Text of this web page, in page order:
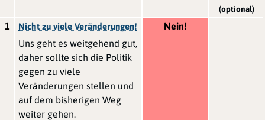
(optional)
1 Nicht zu viele Veränderungen!
Uns geht es weitgehend gut,
daher sollte sich die Politik
gegen zu viele
Veränderungen stellen und
auf dem bisherigen Weg
weiter gehen.
Nein!